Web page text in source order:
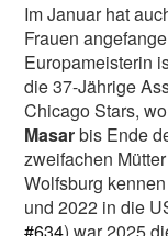
Im Januar hat
Frauen
Europameisterin
die 37-Jährige
Chicago Stars,
Masarbis Ende
zweifachen
Wolfsburg
und 2022 in die